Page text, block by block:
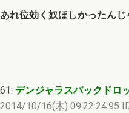
あれ位効く奴ほしかったんじ
61: デンジャラスバックドロ
2014/10/16(木) 09:22:24.95